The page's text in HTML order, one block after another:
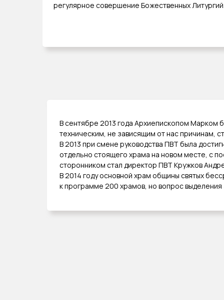
регулярное совершение Божественных
В сентябре 2013 года Архиепископом Марком
техническим, не зависящим от нас причинам,
В 2013 при смене руководства ПВТ была
отдельно стоящего храма на новом месте, с
сторонником стал директор ПВТ Кружков
В 2014 году основной храм общины святых
к программе 200 храмов, но вопрос